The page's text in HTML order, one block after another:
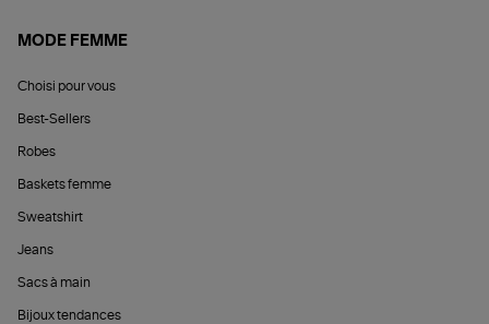
MODE FEMME
Choisi pour vous
Best-Sellers
Robes
Baskets femme
Sweatshirt
Jeans
Sacs à main
Bijoux tendances